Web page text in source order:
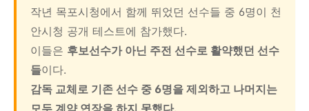
작년 목포시청에서 함께 뛰었던 선수들 중 6명이 천
안시청 공개 테스트에 참가했다.
이들은 후보선수가 아닌 주전 선수로 활약했던 선수
들이다.
감독 교체로 기존 선수 중 6명을 제외하고 나머지는
모두 계약 연장을 하지 못했다.